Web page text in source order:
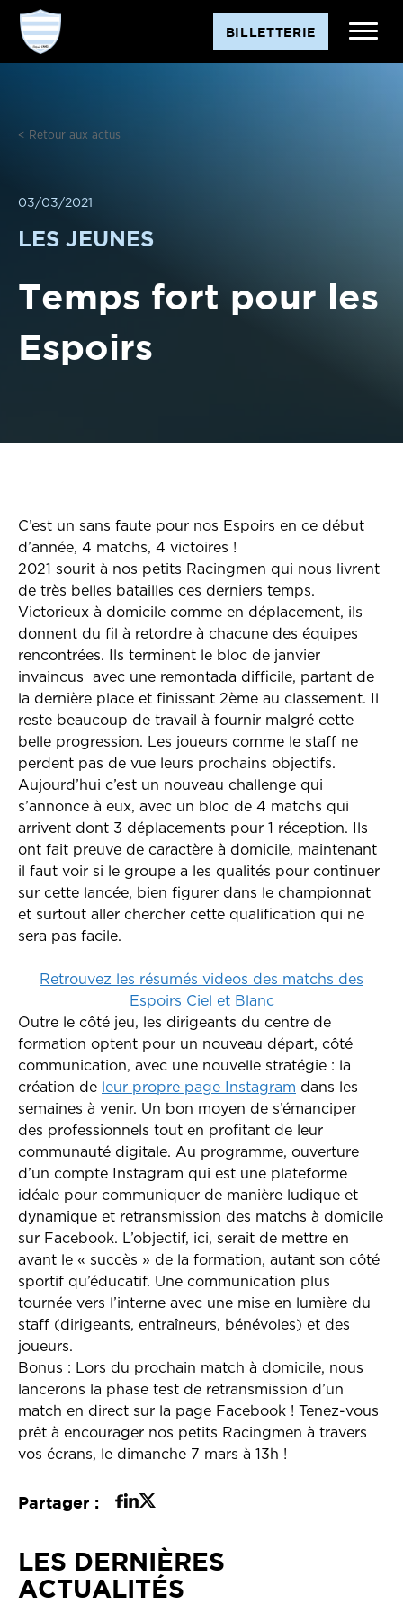
Aller
contenu
BILLETTERIE
< Retour aux actus
03/03/2021
LES JEUNES
Temps fort pour les
Espoirs
C’est un sans faute pour nos Espoirs en ce début
d’année, 4 matchs, 4 victoires !
2021 sourit à nos petits Racingmen qui nous livrent
de très belles batailles ces derniers temps.
Victorieux à domicile comme en déplacement, ils
donnent du fil à retordre à chacune des équipes
rencontrées. Ils terminent le bloc de janvier
invaincus avec une remontada difficile, partant de
la dernière place et finissant 2ème au classement. Il
reste beaucoup de travail à fournir malgré cette
belle progression. Les joueurs comme le staff ne
perdent pas de vue leurs prochains objectifs.
Aujourd’hui c’est un nouveau challenge qui
s’annonce à eux, avec un bloc de 4 matchs qui
arrivent dont 3 déplacements pour 1 réception. Ils
ont fait preuve de caractère à domicile, maintenant
il faut voir si le groupe a les qualités pour continuer
sur cette lancée, bien figurer dans le championnat
et surtout aller chercher cette qualification qui ne
sera pas facile.
Retrouvez les résumés videos des matchs des
Espoirs Ciel et Blanc
Outre le côté jeu, les dirigeants du centre de
formation optent pour un nouveau départ, côté
communication, avec une nouvelle stratégie : la
création de
leur propre page Instagram dans les
semaines à venir. Un bon moyen de s’émanciper
des professionnels tout en profitant de leur
communauté digitale. Au programme, ouverture
d’un compte Instagram qui est une plateforme
idéale pour communiquer de manière ludique et
dynamique et retransmission des matchs à domicile
sur Facebook. L’objectif, ici, serait de mettre en
avant le « succès » de la formation, autant son côté
sportif qu’éducatif. Une communication plus
tournée vers l’interne avec une mise en lumière du
staff (dirigeants, entraîneurs, bénévoles) et des
joueurs.
Bonus : Lors du prochain match à domicile, nous
lancerons la phase test de retransmission d’un
match en direct sur la page Facebook ! Tenez-vous
prêt à encourager nos petits Racingmen à travers
vos écrans, le dimanche 7 mars à 13h !
Partager :
LES DERNIÈRES
ACTUALITÉS